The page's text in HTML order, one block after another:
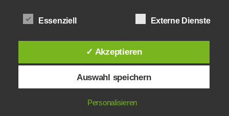
Essenziell Externe Dienste
✓ Akzeptieren
Auswahl speichern
Personalisieren